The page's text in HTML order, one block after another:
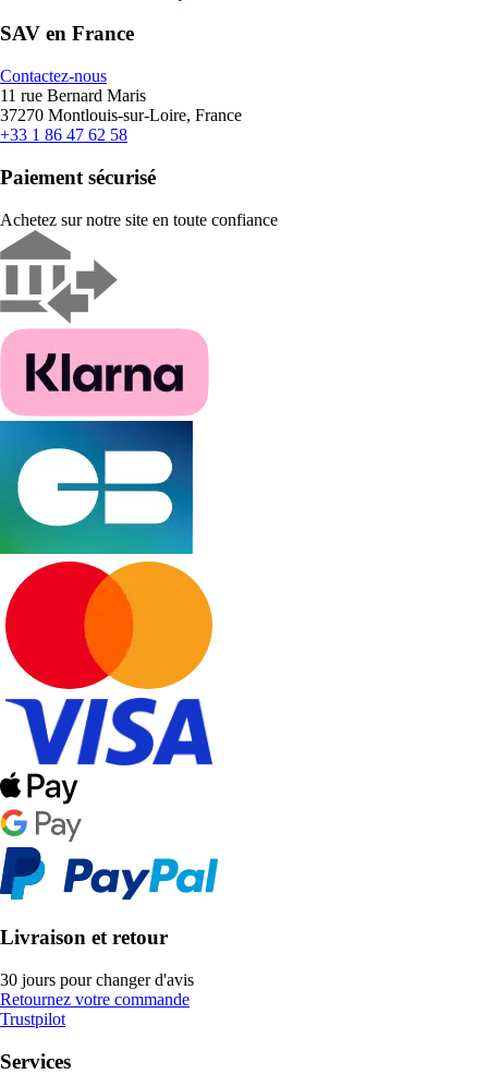
SAV en France
Contactez-nous
11 rue Bernard Maris
37270 Montlouis-sur-Loire, France
+33 1 86 47 62 58
Paiement sécurisé
Achetez sur notre site en toute confiance
Livraison et retour
30 jours pour changer d'avis
Retournez votre commande
Trustpilot
Services